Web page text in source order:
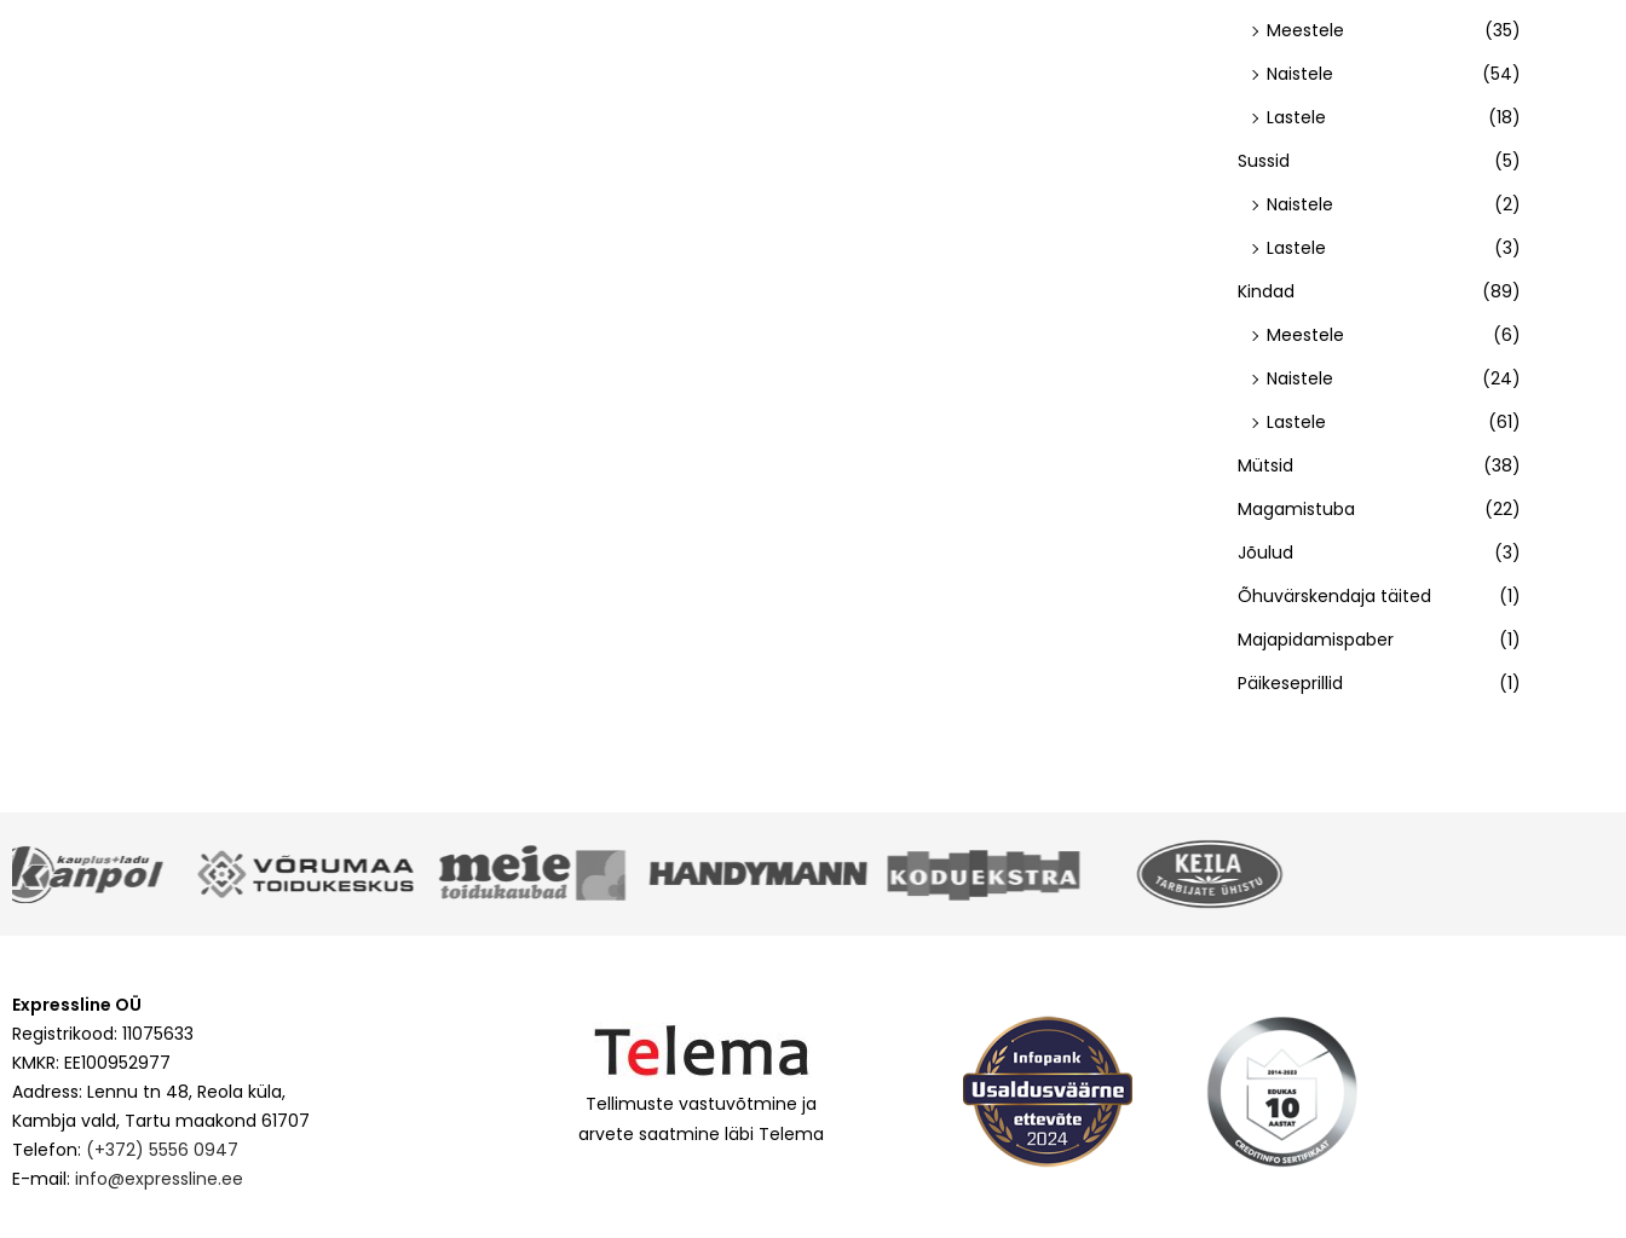
Meestele
(35)
Naistele
(54)
Lastele
(18)
Sussid
(5)
Naistele
(2)
Lastele
(3)
Kindad
(89)
Meestele
(6)
Naistele
(24)
Lastele
(61)
Mütsid
(38)
Magamistuba
(22)
Jõulud
(3)
Õhuvärskendaja täited
(1)
Majapidamispaber
(1)
Päikeseprillid
(1)
Expressline OÜ
Registrikood: 11075633
KMKR: EE100952977
Aadress: Lennu tn 48, Reola küla,
Kambja vald, Tartu maakond 61707
Telefon: (+372) 5556 0947
E-mail: info@expressline.ee
Tellimuste vastuvõtmine ja
arvete saatmine läbi Telema